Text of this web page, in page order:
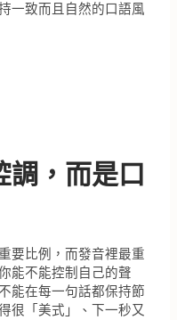
一致而且自然的口語風
調，而是口
要比例，而發音裡最重
能不能控制自己的聲
能在每一句話都保持節
很「美式」、下一秒又